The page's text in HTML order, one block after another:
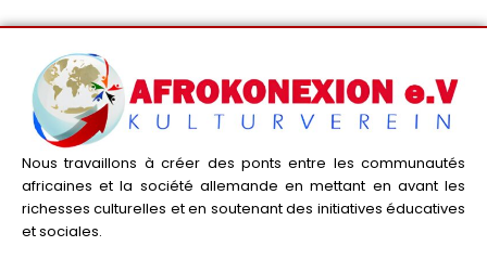
Nous travaillons à créer des ponts entre les communautés
africaines et la société allemande en mettant en avant les
richesses culturelles et en soutenant des initiatives éducatives
et sociales.